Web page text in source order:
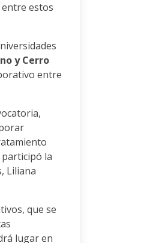
estos
y Cerro
entre
la
Liliana
que se
lugar en